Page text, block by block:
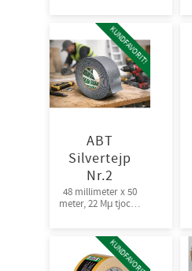
ABT
Silvertejp
Nr.2
48 millimeter x 50
meter, 22 Mμ tjock |
KUNDFAVORIT!
KUNDFAVORIT!